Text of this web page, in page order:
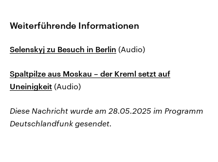
Weiterführende Informationen
Selenskyj zu Besuch in Berlin (Audio)
Spaltpilze aus Moskau – der Kreml setzt auf
Uneinigkeit (Audio)
Diese Nachricht wurde am 28.05.2025 im Programm
Deutschlandfunk gesendet.